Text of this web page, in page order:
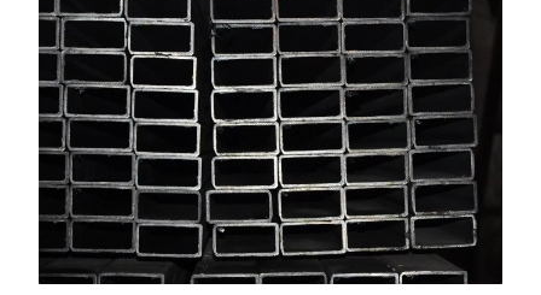
ДОСТАВКА И ОПЛАТА
НАШИ ОБЪЕКТЫ
ОТЗЫВЫ
О НАС
БЛОГ
КОНТАКТЫ